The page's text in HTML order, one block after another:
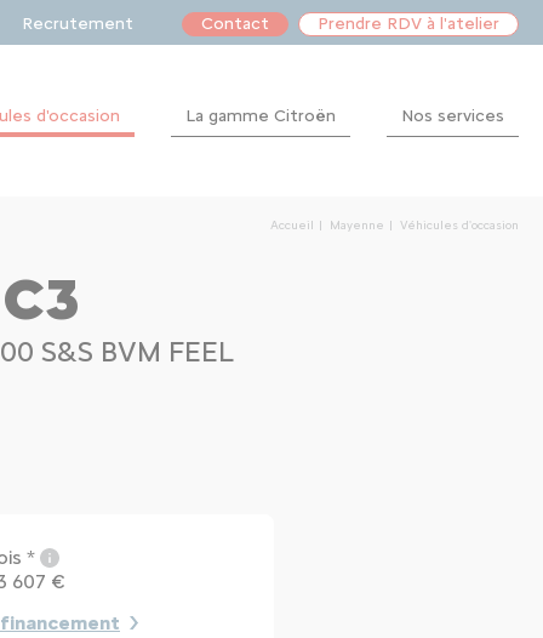
Recrutement Contact Prendre RDV à l'atelier
d'occasion La gamme Citroën Nos services
Accueil Mayenne Véhicules d'occasion
S&S BVM FEEL
*
607 €